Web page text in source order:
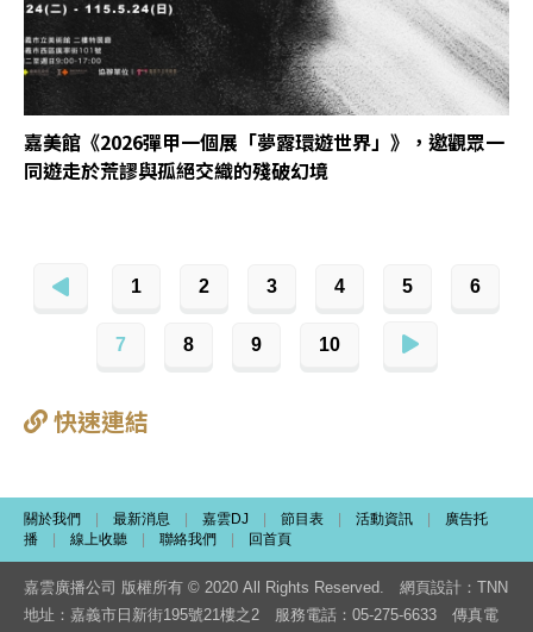
快速連結
嘉美館《2026彈甲一個展「夢露環遊世界」》，邀觀眾一
同遊走於荒謬與孤絕交織的殘破幻境
1 2 3 4 5 6
7 8 9 10
關於我們 最新消息 嘉雲DJ 節目表 活動資訊
廣告托
播
線上收聽 聯絡我們 回首頁
嘉雲廣播公司 版權所有 © 2020 All Rights Reserved. 網頁設計： TNN
地址：嘉義市日新街195號21樓之2 服務電話：05-275-6633 傳真電